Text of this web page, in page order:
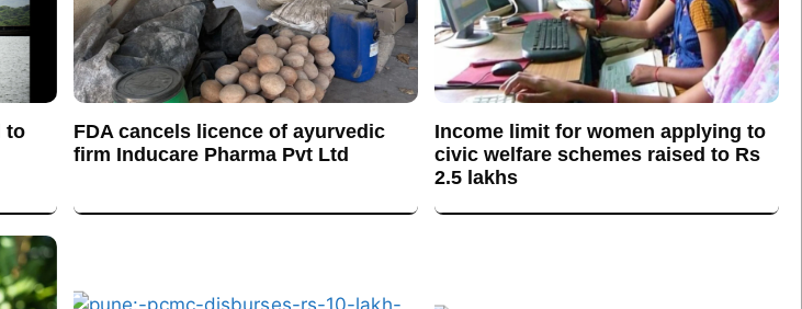
to
FDA cancels licence of ayurvedic
firm Inducare Pharma Pvt Ltd
Income limit for women applying to
civic welfare schemes raised to Rs
2.5 lakhs